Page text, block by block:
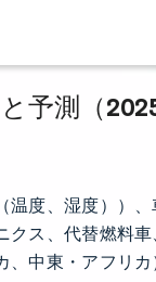
予測（
温度、湿度））、
クス、代替燃料車
、中東・アフリカ